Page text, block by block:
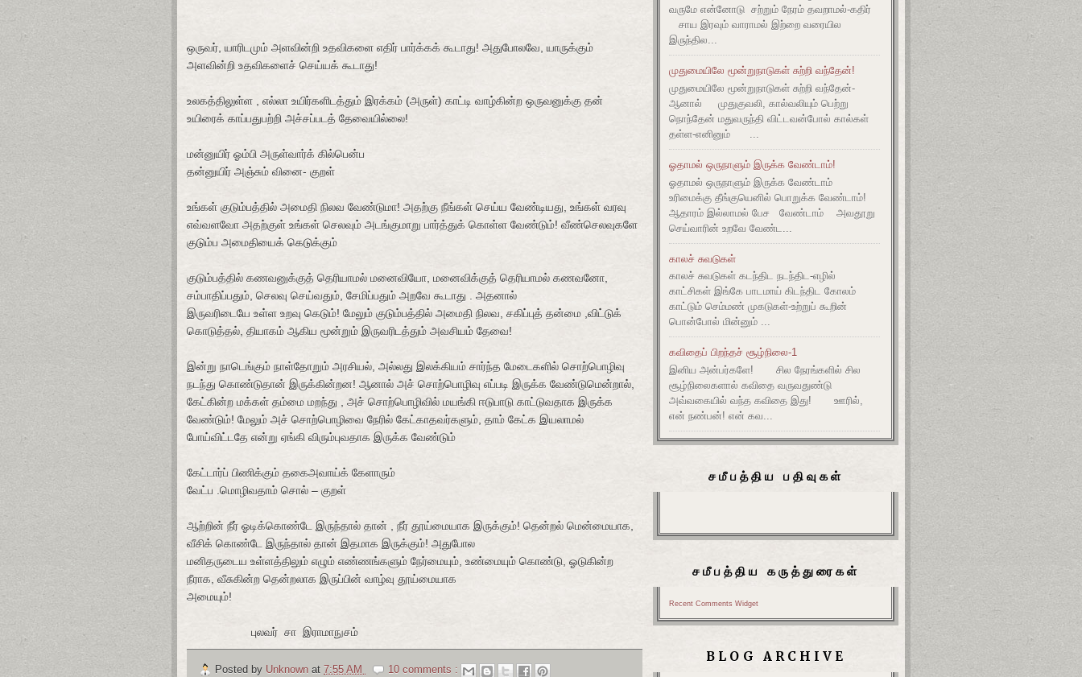
ஒருவர் யாரிடமும் அளவின்றி உதவிகளை எதிர் பார்க்கக் கூடாது! அதுபோலவே யாருக்கும்
அளவின்றி உதவிகளைச் செய்யக் கூடாது!
உலகத்திலுள்ள எல்லா உயிர்களிடத்தும் இரக்கம் (அருள்) காட்டி வாழ்கின்ற ஒருவனுக்கு தன்
உயிரைக் காப்பதுபற்றி அச்சப்படத் தேவையில்லை!
மன்னுயிர் ஓம்பி அருள்வார்க் கில்பென்ப
தன்னுயிர் அஞ்சும் வினை- குறள்
உங்கள் குடும்பத்தில் அமைதி நிலவ வேண்டுமா! அதற்கு நீங்கள் செய்ய வேண்டியது உங்கள் வரவு
எவ்வளவோ அதற்குள் உங்கள் செலவும் அடங்குமாறு பார்த்துக் கொள்ள வேண்டும்! வீண்செலவுகளே
குடும்ப அமைதியைக் கெடுக்கும்
குடும்பத்தில் கணவனுக்குத் தெரியாமல் மனைவியோ மனைவிக்குத் தெரியாமல் கணவனோ
சம்பாதிப்பதும் செலவு செய்வதும் சேமிப்பதும் அறவே கூடாது
அதனால்
இருவரிடையே உள்ள உறவு கெடும்! மேலும் குடும்பத்தில் அமைதி நிலவ சகிப்புத் தன்மை விட்டுக்
கொடுத்தல் தியாகம் ஆகிய மூன்றும் இருவரிடத்தும் அவசியம் தேவை!
இன்று நாடெங்கும் நாள்தோறும் அரசியல் அல்லது இலக்கியம் சார்ந்த மேடைகளில் சொற்பொழிவு
நடந்து கொண்டுதான் இருக்கின்றன! ஆனால் அச் சொற்பொழிவு எப்படி இருக்க வேண்டுமென்றால்
கேட்கின்ற மக்கள் தம்மை மறந்து அச் சொற்பொழிவில் மயங்கி ஈடுபாடு காட்டுவதாக இருக்க
வேண்டும்! மேலும் அச் சொற்பொழிவை நேரில் கேட்காதவர்களும் தாம் கேட்க இயலாமல்
போய்விட்டதே என்று ஏங்கி விரும்புவதாக இருக்க வேண்டும்
கேட்டார்ப் பிணிக்கும் தகைஅவாய்க் கேளாரும்
வேட்ப மொழிவதாம் சொல் – குறள்
ஆற்றின் நீர் ஓடிக்கொண்டே இருந்தால் தான் நீர் தூய்மையாக இருக்கும்! தென்றல் மென்மையாக
வீசிக் கொண்டே இருந்தால் தான் இதமாக இருக்கும்! அதுபோல
மனிதருடைய உள்ளத்திலும் எழும் எண்ணங்களும் நேர்மையும் உண்மையும் கொண்டு ஓடுகின்ற
நீராக வீசுகின்ற தென்றலாக இருப்பின் வாழ்வு தூய்மையாக
அமையும்!
புலவர் சா இராமாநுசம்
Posted by Unknown at 7:55 AM
10 comments :
வருமே என்னோடு சற்றும் நேரம் தவறாமல்-கதிர்
சாய இரவும் வாராமல் இற்றை வரையில
இருந்தில...
முதுமையிலே மூன்றுநாடுகள் சுற்றி வந்தேன்!
முதுமையிலே மூன்றுநாடுகள் சுற்றி வந்தேன்-
ஆனால் முதுகுவலி, கால்வலியும் பெற்று
நொந்தேன் மதுவருந்தி விட்டவன்போல் கால்கள்
தள்ள-எனினும் ...
ஓதாமல் ஒருநாளும் இருக்க வேண்டாம்!
ஓதாமல் ஒருநாளும் இருக்க வேண்டாம்
உரிமைக்கு தீங்குயெனில் பொறுக்க வேண்டாம்!
ஆதாரம் இல்லாமல் பேச வேண்டாம் அவதூறு
செய்வாரின் உறவே வேண்ட...
காலச் சுவடுகள்
காலச் சுவடுகள் கடந்திட நடந்திட-எழில்
காட்சிகள் இங்கே பாடமாய் கிடந்திட கோலம்
காட்டும் செம்மண் முகடுகள்-உற்றுப் கூறின்
பொன்போல் மின்னும் ...
கவிதைப் பிறந்தச் சூழ்நிலை-1
இனிய அன்பர்களே! சில நேரங்களில் சில
சூழ்நிலைகளால் கவிதை வருவதுண்டு
அவ்வகையில் வந்த கவிதை இது! ஊரில்,
என் நண்பன்! என் கவ...
சமீபத்திய பதிவுகள்
சமீபத்திய கருத்துரைகள்
Recent Comments Widget
BLOG ARCHIVE